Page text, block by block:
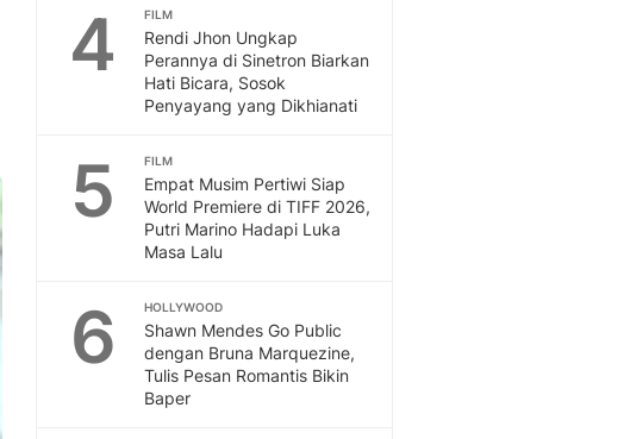
4 FILM
Rendi Jhon Ungkap
Perannya di Sinetron Biarkan
Hati Bicara, Sosok
Penyayang yang Dikhianati
5 FILM
Empat Musim Pertiwi Siap
World Premiere di TIFF 2026,
Putri Marino Hadapi Luka
Masa Lalu
6 HOLLYWOOD
Shawn Mendes Go Public
dengan Bruna Marquezine,
Tulis Pesan Romantis Bikin
Baper